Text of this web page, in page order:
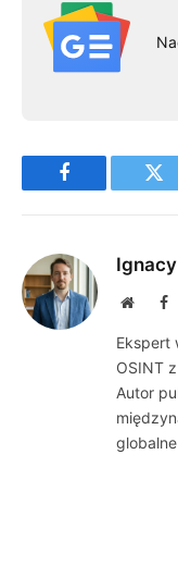
Facebook
Website
Ekspert
OSINT
Autor